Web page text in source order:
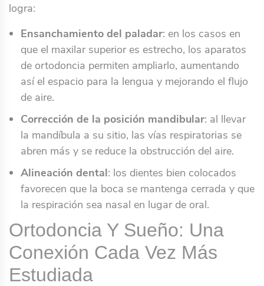
logra:
Ensanchamiento del paladar: en los casos en
que el maxilar superior es estrecho, los aparatos
de ortodoncia permiten ampliarlo, aumentando
así el espacio para la lengua y mejorando el flujo
de aire.
Corrección de la posición mandibular: al llevar
la mandíbula a su sitio, las vías respiratorias se
abren más y se reduce la obstrucción del aire.
Alineación dental: los dientes bien colocados
favorecen que la boca se mantenga cerrada y que
la respiración sea nasal en lugar de oral.
Ortodoncia Y Sueño: Una
Conexión Cada Vez Más
Estudiada